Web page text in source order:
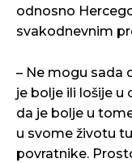
odnosno
svakodnevnim
– Ne mogu sada
je bolje ili lošije u
da je bolje u
u svome životu
povratnike.